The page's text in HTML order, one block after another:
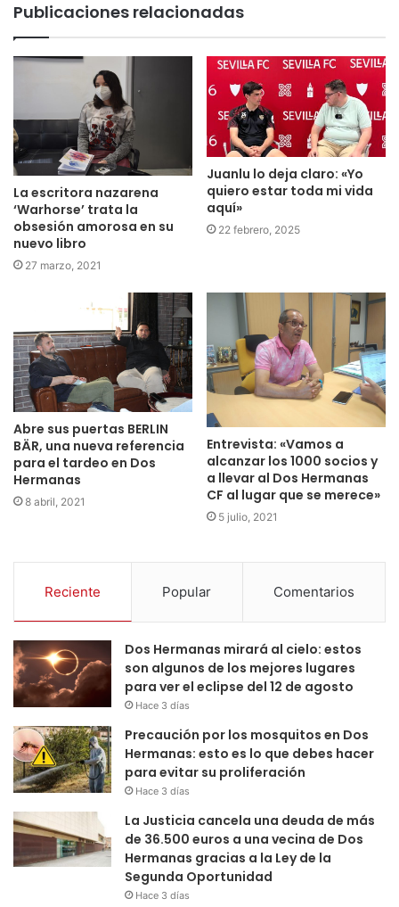
Publicaciones relacionadas
La escritora nazarena
‘Warhorse’ trata la
obsesión amorosa en su
nuevo libro
27 marzo, 2021
Juanlu lo deja claro: «Yo
quiero estar toda mi vida
aquí»
22 febrero, 2025
Abre sus puertas BERLIN
BÄR, una nueva referencia
para el tardeo en Dos
Hermanas
8 abril, 2021
Entrevista: «Vamos a
alcanzar los 1000 socios y
a llevar al Dos Hermanas
CF al lugar que se merece»
5 julio, 2021
Reciente Popular Comentarios
Dos Hermanas mirará al cielo: estos
son algunos de los mejores lugares
para ver el eclipse del 12 de agosto
Hace 3 días
Precaución por los mosquitos en Dos
Hermanas: esto es lo que debes hacer
para evitar su proliferación
Hace 3 días
La Justicia cancela una deuda de más
de 36.500 euros a una vecina de Dos
Hermanas gracias a la Ley de la
Segunda Oportunidad
Hace 3 días